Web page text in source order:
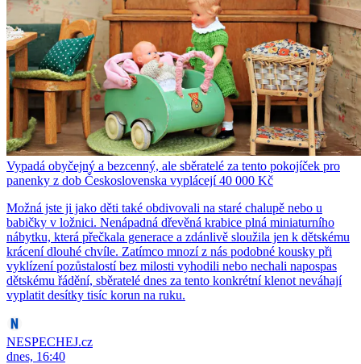
Vypadá obyčejný a bezcenný, ale sběratelé za tento pokojíček pro
panenky z dob Československa vyplácejí 40 000 Kč
Možná jste ji jako děti také obdivovali na staré chalupě nebo u
babičky v ložnici. Nenápadná dřevěná krabice plná miniaturního
nábytku, která přečkala generace a zdánlivě sloužila jen k dětskému
krácení dlouhé chvíle. Zatímco mnozí z nás podobné kousky při
vyklízení pozůstalostí bez milosti vyhodili nebo nechali napospas
dětskému řádění, sběratelé dnes za tento konkrétní klenot neváhají
vyplatit desítky tisíc korun na ruku.
NESPECHEJ.cz
dnes, 16:40